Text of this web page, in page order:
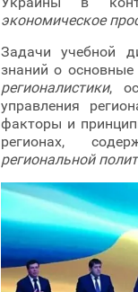
экономическое
Задачи учебной
знаний о основные
регионалистики,
управления
факторы и
регионах,
региональной